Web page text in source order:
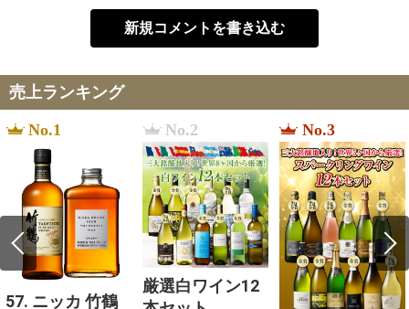
新規コメントを書き込む
売上ランキング
No.1
57. ニッカ 竹鶴
No.2
厳選白ワイン12
No.3